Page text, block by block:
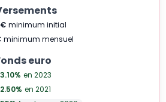
€ minimum initial
minimum mensuel
euro
% en 2023
% en 2021